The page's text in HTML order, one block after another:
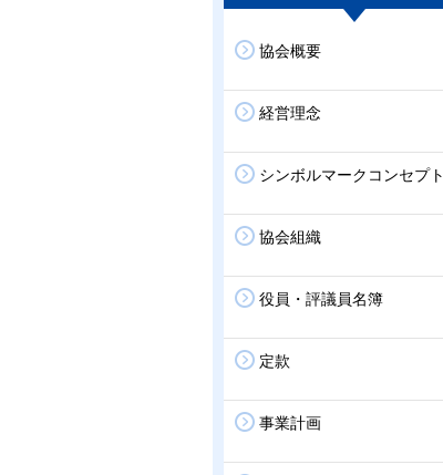
協会概要
経営理念
シンボルマークコンセプト
協会組織
役員・評議員名簿
定款
事業計画